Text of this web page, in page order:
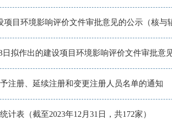
目环境影响评价文件审批意见的公示（核与
拟作出的建设项目环境影响评价文件审批意
注册、延续注册和变更注册人员名单的通知
表（截至2023年12月31日，共172家）